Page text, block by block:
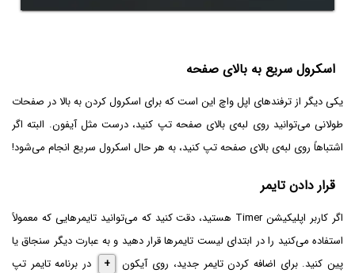
اسکرول سریع به بالای صفحه
یکی دیگر از ترفندهای اپل واچ این است که برای اسکرول کردن به بالا در صفحات
طولانی می‌توانید روی لبه‌ی بالای صفحه تپ کنید، درست مثل آیفون. البته اگر
اشتباهاً روی لبه‌ی بالای صفحه تپ کنید، به هر حال اسکرول سریع انجام می‌شود!
قرار دادن تایمر
اگر کاربر اپلیکیشن Timer هستید، دقت کنید که می‌توانید تایمرهایی که معمولاً
استفاده می‌کنید را در ابتدای لیست تایمرها قرار دهید و به عبارت دیگر سنجاق یا
پین کنید. برای اضافه کردن تایمر جدید، روی آیکون
+
در برنامه تایمر تپ